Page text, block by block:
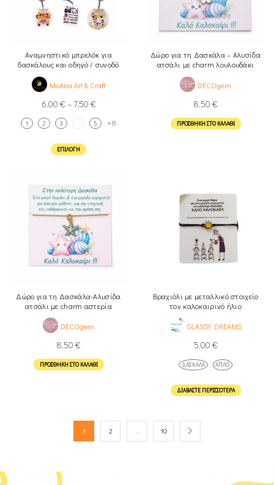
Αναμνηστικό μπρελόκ για
δασκάλους και οδηγό / συνοδό
MoAna Art & Craft
6,00 € – 7,50 €
1 2 3 5 +8
ΕΠΙΛΟΓΉ
Δώρο για τη Δασκάλα – Αλυσίδα
ατσάλι με charm λουλουδάκι
DECOgem
8,50 €
ΠΡΟΣΘΉΚΗ ΣΤΟ ΚΑΛΆΘΙ
Δώρο για τη Δασκάλα-Αλυσίδα
ατσάλι με charm αστερία
DECOgem
8,50 €
ΠΡΟΣΘΉΚΗ ΣΤΟ ΚΑΛΆΘΙ
Βραχιόλι με μεταλλικό στοιχείο
τον καλοκαιρινό ήλιο
GLASSY DREAMS
5,00 €
ΔΑΣΚΆΛΑ ΑΠΛΌ
ΔΙΑΒΆΣΤΕ ΠΕΡΙΣΣΌΤΕΡΑ
1 2 … 10